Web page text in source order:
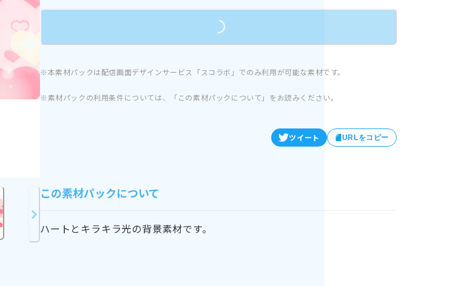
Loading...
※本素材パックは配信画面デザインサービス「スコラボ」でのみ利用が可能な素材です。
※素材パックの利用条件については、「この素材パックについて」をお読みください。
ツイート URLをコピー
この素材パックについて
ハートとキラキラ光の背景素材です。